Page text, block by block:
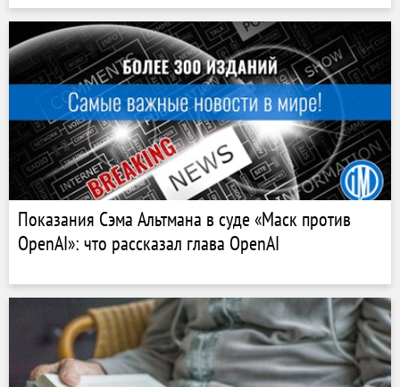
Показания Сэма Альтмана в суде «Маск против
OpenAI»: что рассказал глава OpenAI